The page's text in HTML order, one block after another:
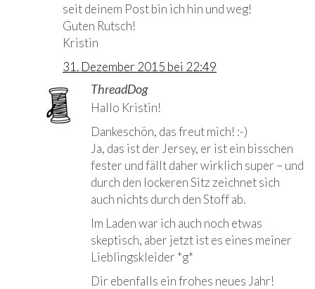
seit deinem Post bin ich hin und weg!
Guten Rutsch!
Kristin
31. Dezember 2015 bei 22:49
ThreadDog
Hallo Kristin!
Dankeschön, das freut mich! :-)
Ja, das ist der Jersey, er ist ein bisschen
fester und fällt daher wirklich super – und
durch den lockeren Sitz zeichnet sich
auch nichts durch den Stoff ab.
Im Laden war ich auch noch etwas
skeptisch, aber jetzt ist es eines meiner
Lieblingskleider *g*
Dir ebenfalls ein frohes neues Jahr!